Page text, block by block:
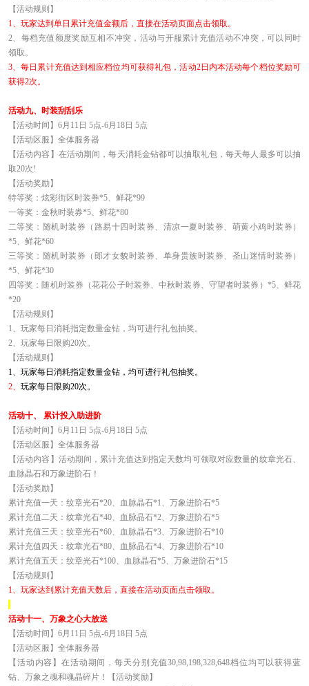
【活动规则】
1、玩家达到单日累计充值金额后，直接在活动页面点击领取。
2、每档充值额度奖励互相不冲突，活动与开服累计充值活动不冲突，可以同时
领取。
3、每日累计充值达到相应档位均可获得礼包，活动2日内本活动每个档位奖励可
获得2次。
活动九、时装刮刮乐
【活动时间】6月11日 5点-6月18日 5点
【活动区服】全体服务器
【活动内容】在活动期间，每天消耗金钻都可以抽取礼包，每天每人最多可以抽
取20次!
【活动奖励】
特等奖：炫彩街区时装券*5、鲜花*99
一等奖：金秋时装券*5、鲜花*80
二等奖：随机时装券（路易十四时装券、清凉一夏时装券、萌黄小鸡时装券）
*5、鲜花*60
三等奖：随机时装券（郎才女貌时装券、单身贵族时装券、圣山迷情时装券）
*5、鲜花*30
四等奖：随机时装券（花花公子时装券、中秋时装券、守望者时装券）*5、鲜花
*20
【活动规则】
1、玩家每日消耗指定数量金钻，均可进行礼包抽奖。
2、玩家每日限购20次。
【活动规则】
1、 玩家每日消耗指定数量金钻，均可进行礼包抽奖。
2、 玩家每日限购20次。
活动十、 累计投入助进阶
【活动时间】6月11日 5点-6月18日 5点
【活动区服】全体服务器
【活动内容】活动期间，累计充值达到指定天数均可领取对应数量的纹章光石、
血脉晶石和万象进阶石！
【活动奖励】
累计充值一天：纹章光石*20、血脉晶石*1、万象进阶石*5
累计充值二天：纹章光石*40、血脉晶石*2、万象进阶石*5
累计充值三天：纹章光石*60、血脉晶石*3、万象进阶石*10
累计充值四天：纹章光石*80、血脉晶石*4、万象进阶石*10
累计充值五天：纹章光石*100、血脉晶石*5、万象进阶石*15
【活动规则】
1、玩家达到累计充值天数后，直接在活动页面点击领取。
活动十一、万象之心大放送
【活动时间】6月11日 5点-6月18日 5点
【活动区服】全体服务器
【活动内容】在活动期间，每天分别充值30,98,198,328,648档位均可以获得蓝
钻、万象之魂和魂晶碎片！【活动奖励】